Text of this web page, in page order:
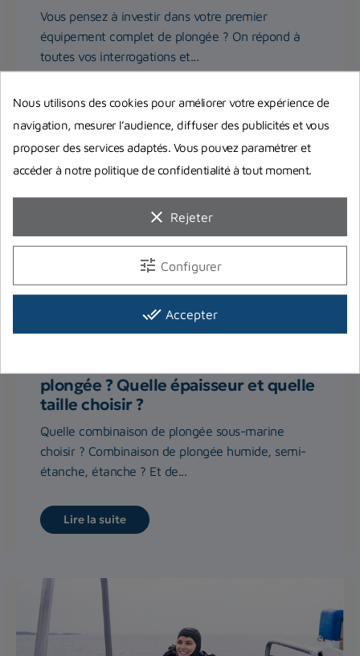
Vous pensez à investir dans votre premier
équipement complet de plongée ? On répond à
toutes vos interrogations et...
Lire la suite
plongée ? Quelle épaisseur et quelle
taille choisir ?
Quelle combinaison de plongée sous-marine
choisir ? Combinaison de plongée humide, semi-
étanche, étanche ? Et de...
Lire la suite
Nous utilisons des cookies pour améliorer votre expérience de
navigation, mesurer l’audience, diffuser des publicités et vous
proposer des services adaptés. Vous pouvez paramétrer et
accéder à notre politique de confidentialité à tout moment.
clear Rejeter
tune Configurer
done_all Accepter